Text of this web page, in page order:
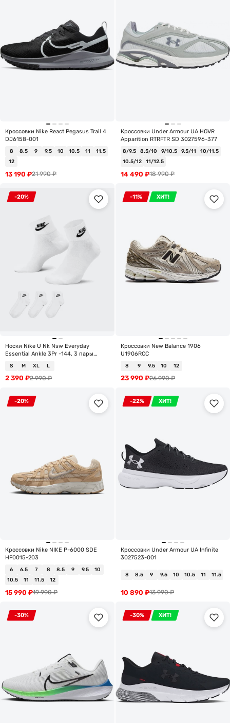
Кроссовки Nike React Pegasus Trail 4
DJ6158-001
8 8.5 9 9.5 10 10.5 11
11.5
12
21 990₽
13 190 ₽
Кроссовки Under Armour UA HOVR
Apparition RTRFTR SD 3027596-377
8/9.5 8.5/10 9/10.5 9.5/11
10/11.5
10.5/12
11/12.5
18 990₽
14 490 ₽
-20%
Носки Nike U Nk Nsw Everyday
Essential Ankle 3Pr -144, 3 пары
S M XL L
2 990₽
2 390 ₽
-11% ХИТ!
Кроссовки New Balance 1906
U1906RCC
8 9 9.5 10 12
26 990₽
23 990 ₽
-20%
Кроссовки Nike NIKE P-6000 SDE
HF0015-203
6 6.5 7 8 8.5 9 9.5
10
10.5
11 11.5 12
19 990₽
15 990 ₽
-22% ХИТ!
Кроссовки Under Armour UA Infinite
3027523-001
8 8.5 9 9.5 10 10.5 11 11.5
13 990₽
10 890 ₽
-30% -30% ХИТ!